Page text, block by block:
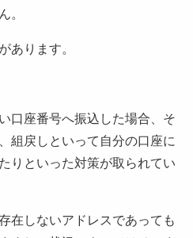
。
あります。
口座番号へ振込した場合、そ
組戻しといって自分の口座に
りといった対策が取られてい
在しないアドレスであっても